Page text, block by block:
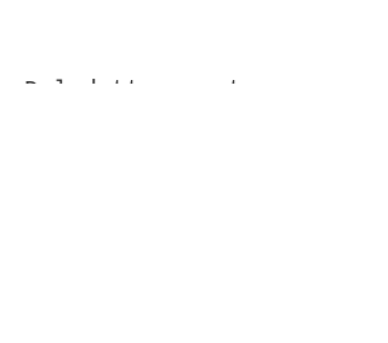
Del dette event